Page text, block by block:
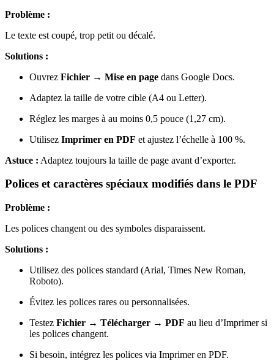
Problème :
Le texte est coupé, trop petit ou décalé.
Solutions :
Ouvrez Fichier → Mise en page dans Google Docs.
Adaptez la taille de votre cible (A4 ou Letter).
Réglez les marges à au moins 0,5 pouce (1,27 cm).
Utilisez Imprimer en PDF et ajustez l’échelle à 100 %.
Astuce : Adaptez toujours la taille de page avant d’exporter.
Polices et caractères spéciaux modifiés dans le PDF
Problème :
Les polices changent ou des symboles disparaissent.
Solutions :
Utilisez des polices standard (Arial, Times New Roman,
Roboto).
Évitez les polices rares ou personnalisées.
Testez Fichier → Télécharger → PDF au lieu d’Imprimer si
les polices changent.
Si besoin, intégrez les polices via Imprimer en PDF.